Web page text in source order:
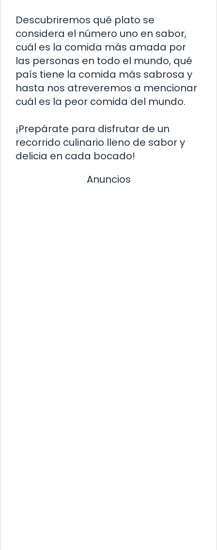
Descubriremos qué plato se
considera el número uno en sabor,
cuál es la comida más amada por
las personas en todo el mundo, qué
país tiene la comida más sabrosa y
hasta nos atreveremos a mencionar
cuál es la peor comida del mundo.
¡Prepárate para disfrutar de un
recorrido culinario lleno de sabor y
delicia en cada bocado!
Anuncios